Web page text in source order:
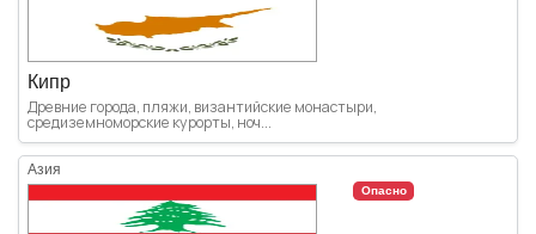
Кипр
Древние города, пляжи, византийские монастыри,
средиземноморские курорты, ноч...
Азия
Опасно